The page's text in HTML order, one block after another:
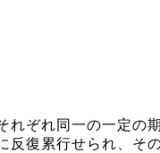
ぞれ同一の一定の
反復累行せられ、そ